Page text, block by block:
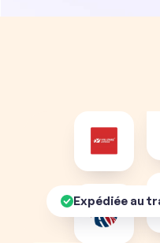
Expédiée au